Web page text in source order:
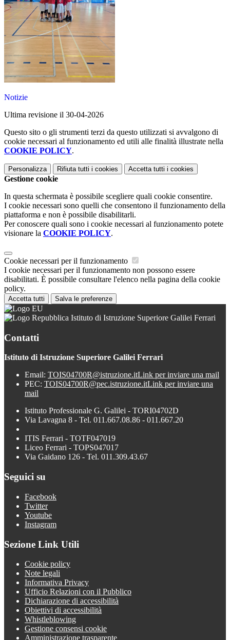
Notizie
Ultima revisione il 30-04-2026
Questo sito o gli strumenti terzi da questo utilizzati si avvalgono di
cookie necessari al funzionamento ed utili alle finalità illustrate nella
COOKIE POLICY.
Personalizza Rifiuta tutti i cookies Accetta tutti i cookies
Gestione cookie
In questa schermata è possibile scegliere quali cookie consentire.
I cookie necessari sono quelli che consentono il funzionamento della
piattaforma e non è possibile disabilitarli.
Per conoscere quali sono i cookie necessari al funzionamento potete
visionare la COOKIE POLICY.
Cookie necessari per il funzionamento
I cookie necessari per il funzionamento non possono essere
disabilitati. È possibile consultare l'elenco nella pagina della cookie
policy.
Accetta tutti Salva le preferenze
Istituto di Istruzione Superiore Galilei Ferrari
Contatti
Istituto di Istruzione Superiore Galilei Ferrari
Email: TOIS04700R@istruzione.itLink per inviare una mail
PEC: TOIS04700R@pec.istruzione.itLink per inviare una
mail
Istituto Professionale G. Galilei - TORI04702D
Via Lavagna 8 - Tel. 011.667.08.86 - 011.667.20
ITIS Ferrari - TOTF047019
Liceo Ferrari - TOPS047017
Via Gaidano 126 - Tel. 011.309.43.67
Seguici su
Facebook
Twitter
Youtube
Instagram
Sezione Link Utili
Cookie policy
Note legali
Informativa Privacy
Ufficio Relazioni con il Pubblico
Dichiarazione di accessibilità
Obiettivi di accessibilità
Whistleblowing
Gestione consensi cookie
Amministrazione trasparente